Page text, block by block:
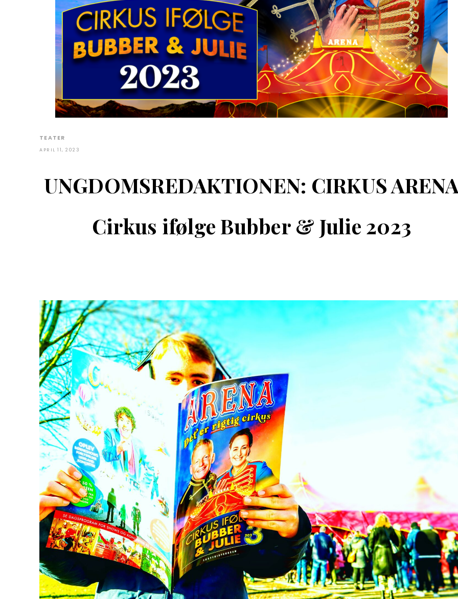
TEATER
APRIL 11, 2023
UNGDOMSREDAKTIONEN: CIRKUS
Cirkus ifølge Bubber & Julie 2023